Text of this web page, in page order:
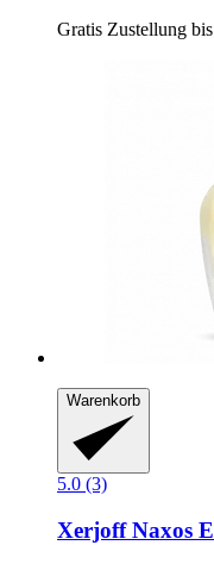
Gratis Zustellung
Warenkorb
5.0 (3)
XerjoffNaxos